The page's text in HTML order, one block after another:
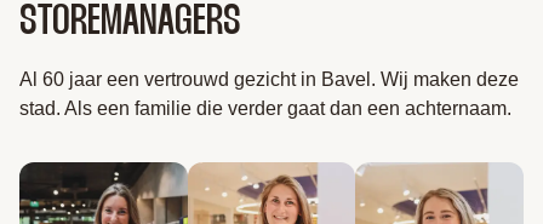
STOREMANAGERS
Al 60 jaar een vertrouwd gezicht in Bavel. Wij maken deze
stad. Als een familie die verder gaat dan een achternaam.